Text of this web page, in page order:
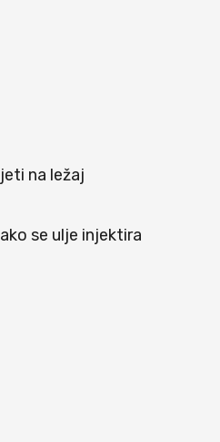
na ležaj
se ulje injektira